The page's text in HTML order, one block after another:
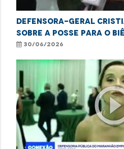
Defensora-geral
sobre a posse para o
30/06/2026